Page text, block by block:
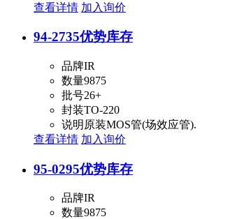
查看详情 加入询价
94-2735优势库存
品牌IR
数量9875
批号26+
封装TO-220
说明 原装MOS管(场效应管).
查看详情 加入询价
95-0295优势库存
品牌IR
数量9875